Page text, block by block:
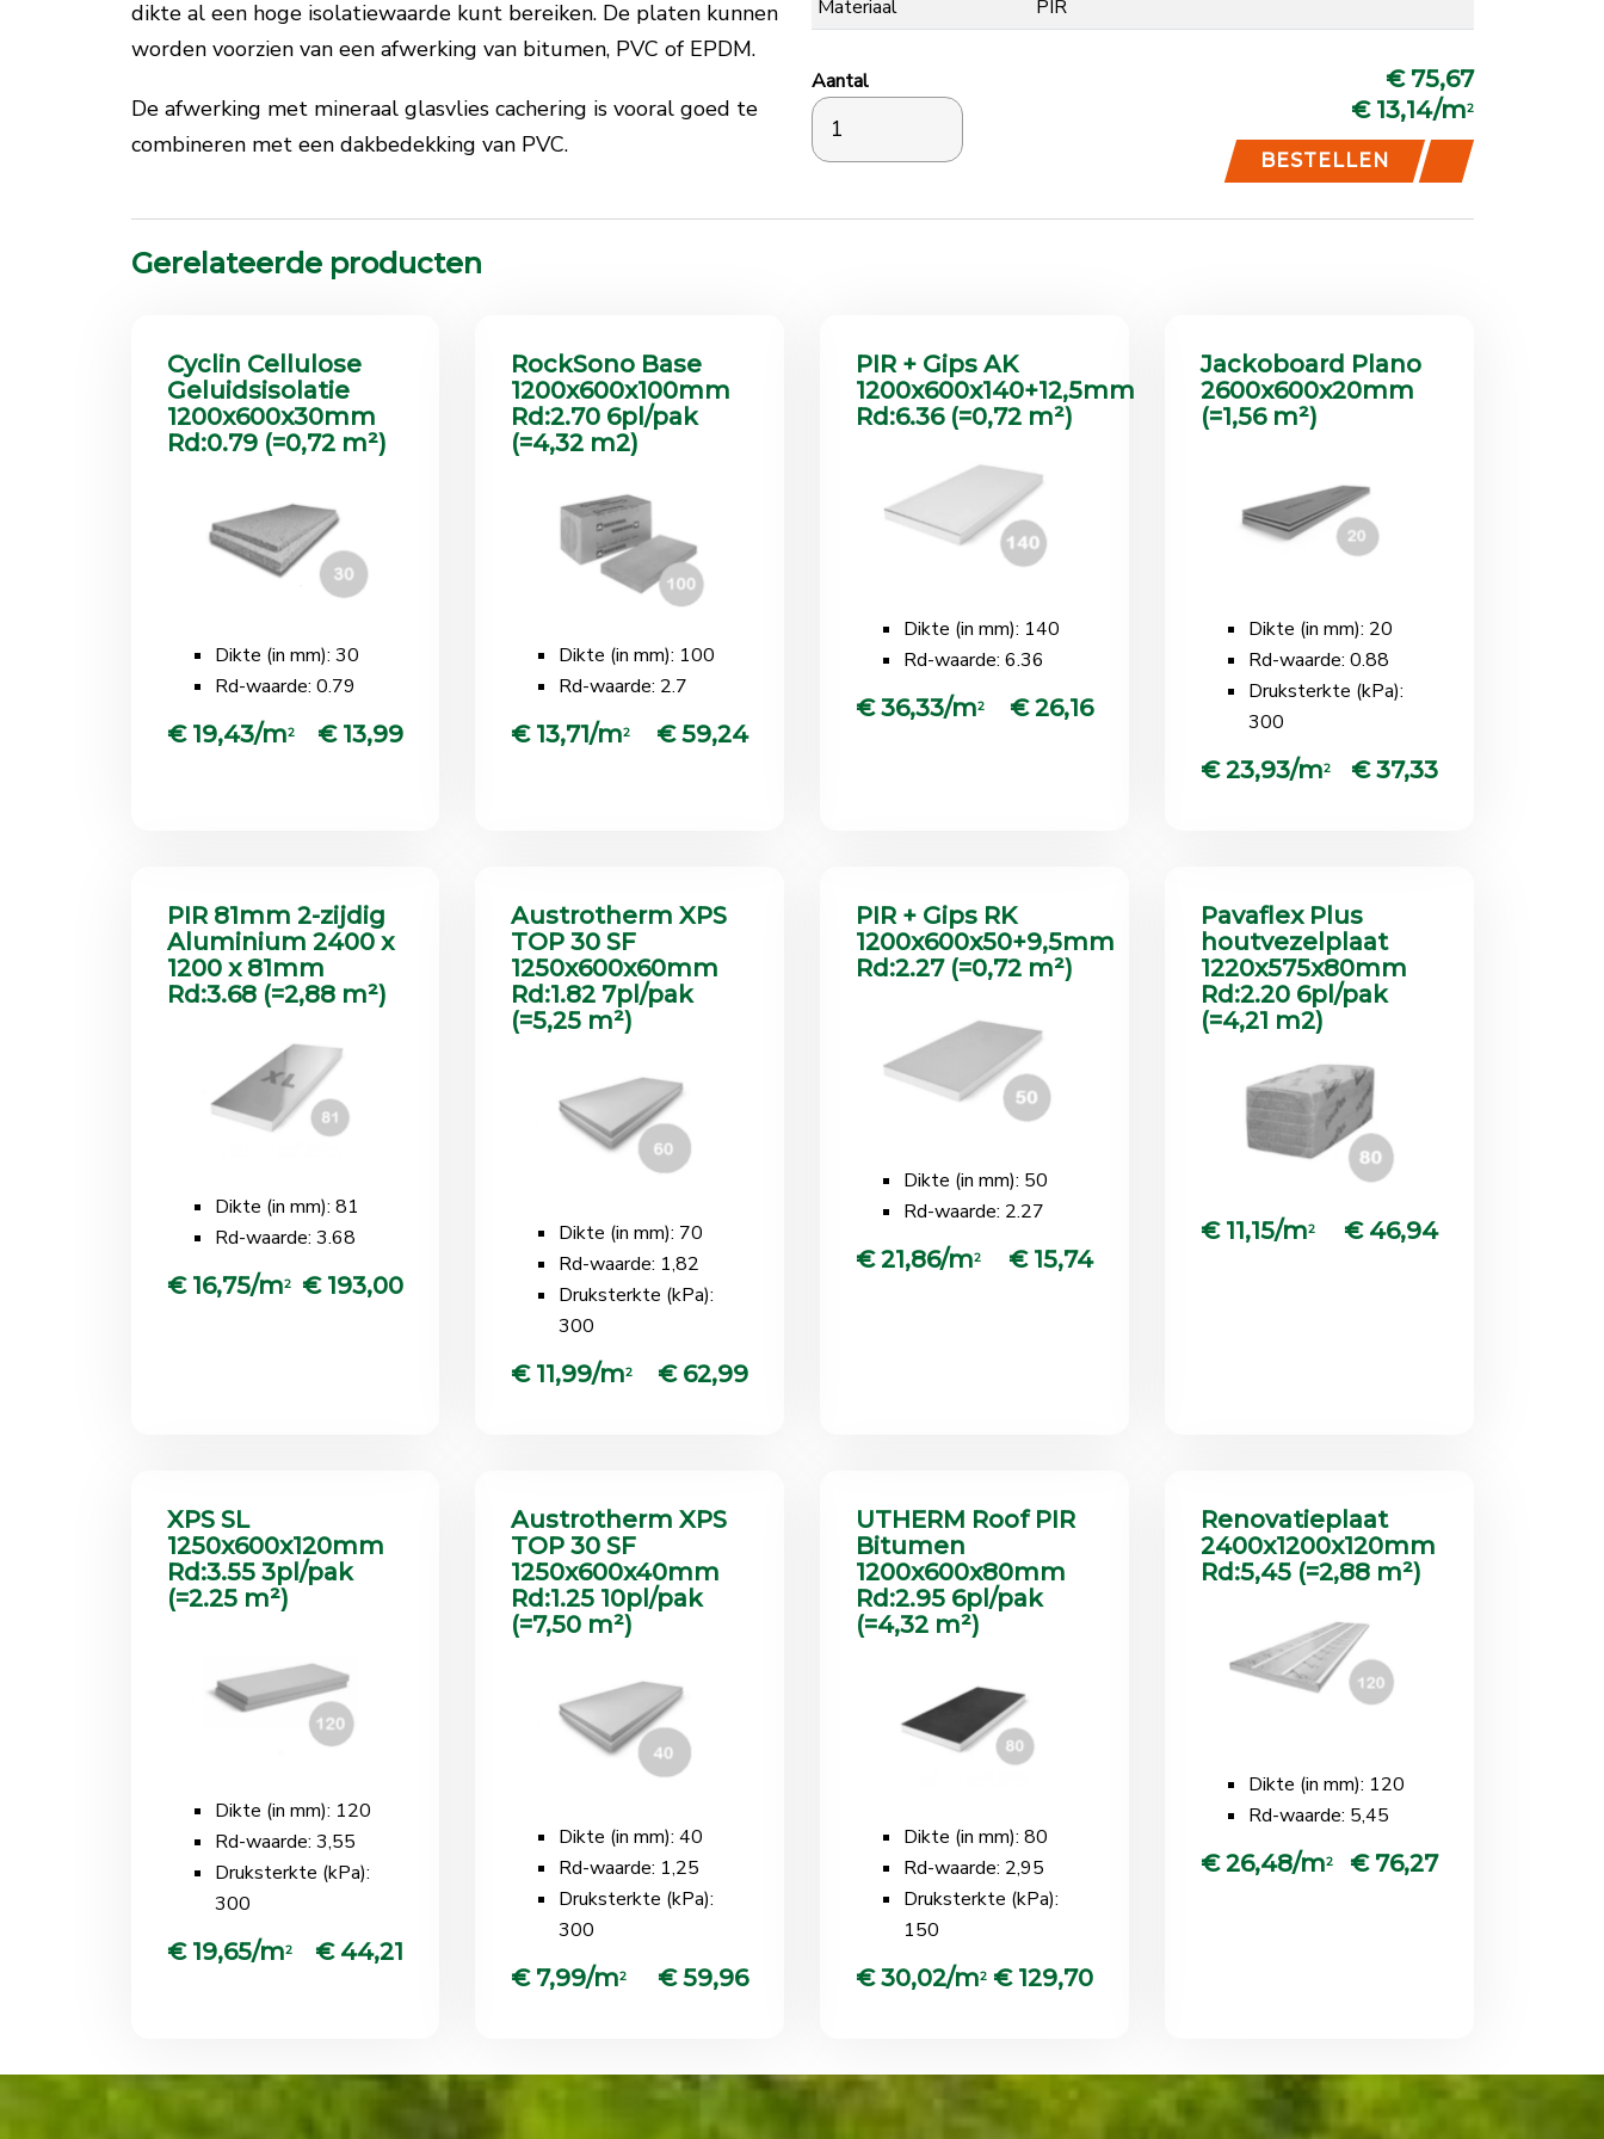
dikte al een hoge isolatiewaarde kunt bereiken. De platen kunnen
worden voorzien van een afwerking van bitumen, PVC of EPDM.
De afwerking met mineraal glasvlies cachering is vooral goed te
combineren met een dakbedekking van PVC.
Materiaal
PIR
Aantal
€ 75,67
€ 13,14/m2
BESTELLEN
Gerelateerde producten
Cyclin Cellulose
Geluidsisolatie
1200x600x30mm
Rd:0.79 (=0,72 m²)
Dikte (in mm): 30
Rd-waarde: 0.79
€ 19,43/m2 € 13,99
RockSono Base
1200x600x100mm
Rd:2.70 6pl/pak
(=4,32 m2)
Dikte (in mm): 100
Rd-waarde: 2.7
€ 13,71/m2 € 59,24
PIR + Gips AK
1200x600x140+12,5mm
Rd:6.36 (=0,72 m²)
Dikte (in mm): 140
Rd-waarde: 6.36
€ 36,33/m2 € 26,16
Jackoboard Plano
2600x600x20mm
(=1,56 m²)
Dikte (in mm): 20
Rd-waarde: 0.88
Druksterkte (kPa):
300
€ 23,93/m2 € 37,33
PIR 81mm 2-zijdig
Aluminium 2400 x
1200 x 81mm
Rd:3.68 (=2,88 m²)
Dikte (in mm): 81
Rd-waarde: 3.68
€ 16,75/m2 € 193,00
Austrotherm XPS
TOP 30 SF
1250x600x60mm
Rd:1.82 7pl/pak
(=5,25 m²)
Dikte (in mm): 70
Rd-waarde: 1,82
Druksterkte (kPa):
300
€ 11,99/m2 € 62,99
PIR + Gips RK
1200x600x50+9,5mm
Rd:2.27 (=0,72 m²)
Dikte (in mm): 50
Rd-waarde: 2.27
€ 21,86/m2 € 15,74
Pavaflex Plus
houtvezelplaat
1220x575x80mm
Rd:2.20 6pl/pak
(=4,21 m2)
€ 11,15/m2 € 46,94
XPS SL
1250x600x120mm
Rd:3.55 3pl/pak
(=2.25 m²)
Dikte (in mm): 120
Rd-waarde: 3,55
Druksterkte (kPa):
300
€ 19,65/m2 € 44,21
Austrotherm XPS
TOP 30 SF
1250x600x40mm
Rd:1.25 10pl/pak
(=7,50 m²)
Dikte (in mm): 40
Rd-waarde: 1,25
Druksterkte (kPa):
300
€ 7,99/m2 € 59,96
UTHERM Roof PIR
Bitumen
1200x600x80mm
Rd:2.95 6pl/pak
(=4,32 m²)
Dikte (in mm): 80
Rd-waarde: 2,95
Druksterkte (kPa):
150
€ 30,02/m2 € 129,70
Renovatieplaat
2400x1200x120mm
Rd:5,45 (=2,88 m²)
Dikte (in mm): 120
Rd-waarde: 5,45
€ 26,48/m2 € 76,27